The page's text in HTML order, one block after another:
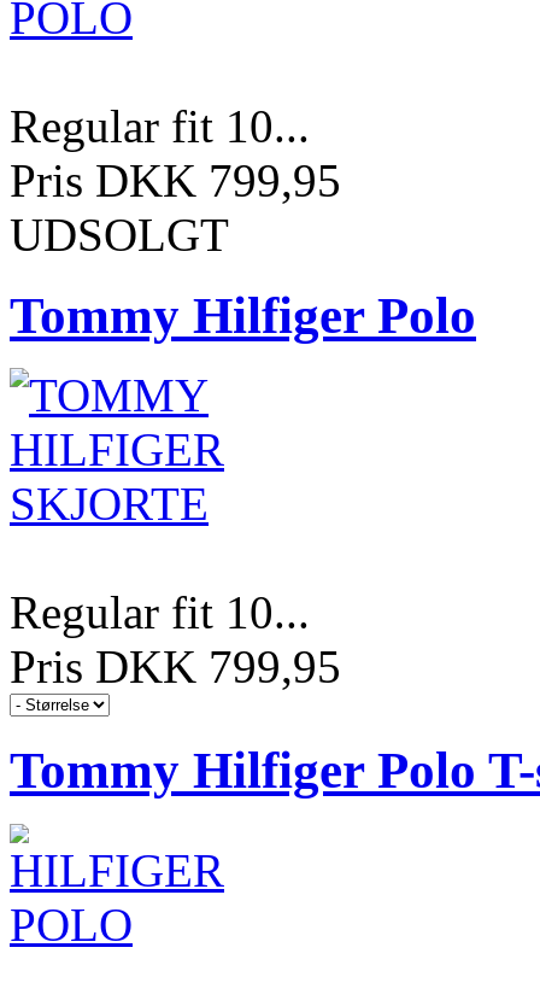
Regular fit 10...
Pris DKK 799,95
UDSOLGT
Tommy Hilfiger Polo
Regular fit 10...
Pris DKK 799,95
Tommy Hilfiger Polo